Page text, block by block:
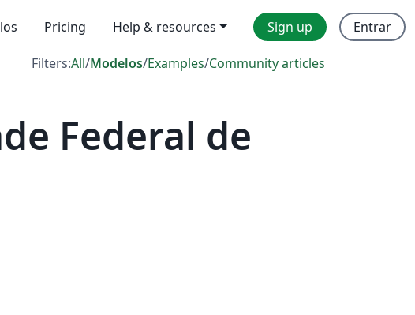
Pricing Help & resources Sign up Entrar
Filters:All/Modelos/Examples/Community articles
Federal de